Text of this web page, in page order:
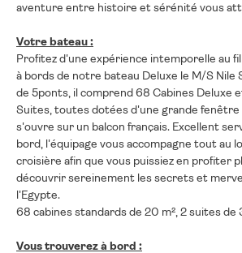
aventure entre histoire et sérénité vous
Votre bateau :
Profitez d'une expérience intemporelle au
à bords de notre bateau Deluxe le M/S Nile
de 5ponts, il comprend 68 Cabines Deluxe
Suites, toutes dotées d'une grande fenêtre
s'ouvre sur un balcon français. Excellent
bord, l'équipage vous accompagne tout au
croisière afin que vous puissiez en profiter
découvrir sereinement les secrets et
l'Egypte.
68 cabines standards de 20 m², 2 suites de
Vous trouverez à bord :